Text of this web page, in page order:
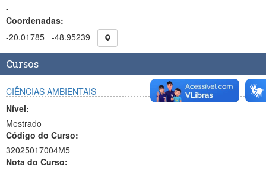
-
Coordenadas:
-20.01785 -48.95239
Cursos
CIÊNCIAS AMBIENTAIS
Nível:
Mestrado
Código do Curso:
32025017004M5
Nota do Curso: